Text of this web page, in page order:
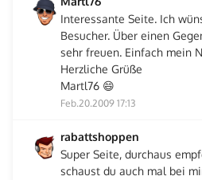
Interessante Seite. Ich
Besucher. Über einen
sehr freuen. Einfach mein
Herzliche Grüße
Martl76 😄
Feb.20.2009 17:13
rabattshoppen
Super Seite, durchaus
schaust du auch mal bei